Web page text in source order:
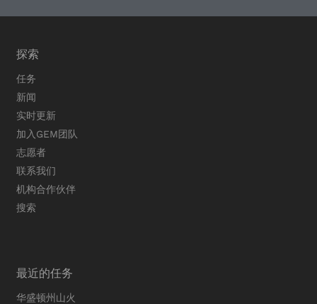
探索
任务
新闻
实时更新
加入GEM团队
志愿者
联系我们
机构合作伙伴
搜索
最近的任务
华盛顿州山火